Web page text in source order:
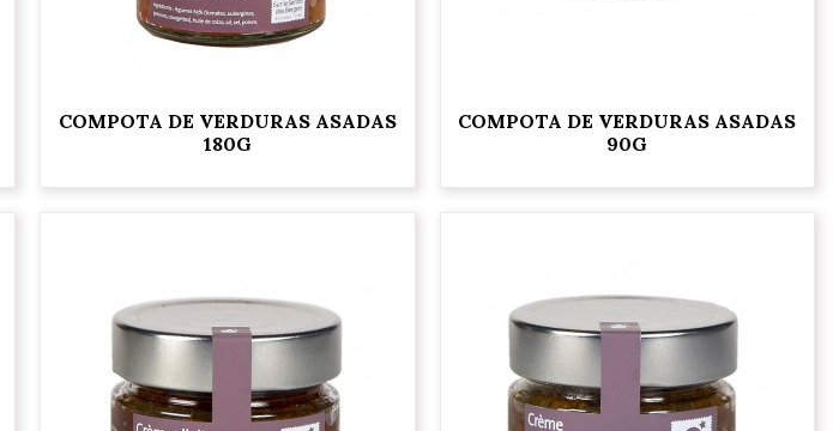
COMPOTA DE VERDURAS ASADAS
180G
COMPOTA DE VERDURAS ASADAS
90G